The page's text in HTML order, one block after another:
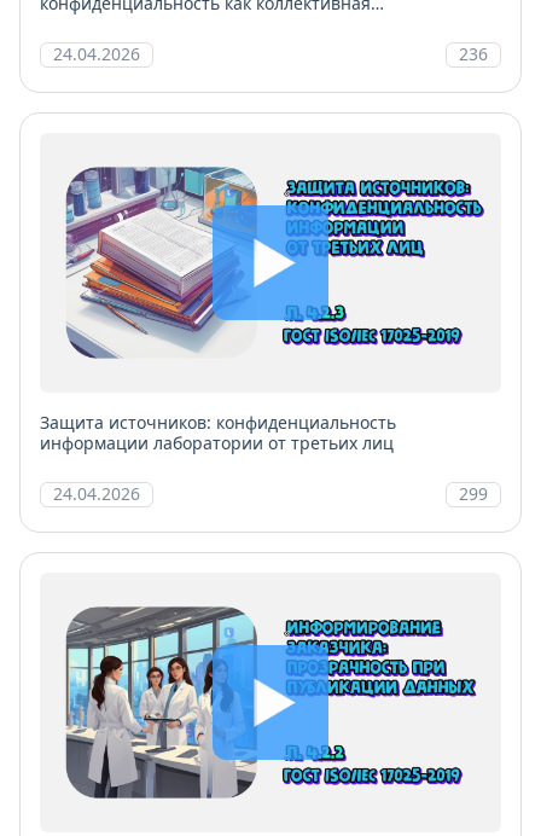
24.04.2026
236
Защита источников: конфиденциальность
информации лаборатории от третьих лиц
24.04.2026 299